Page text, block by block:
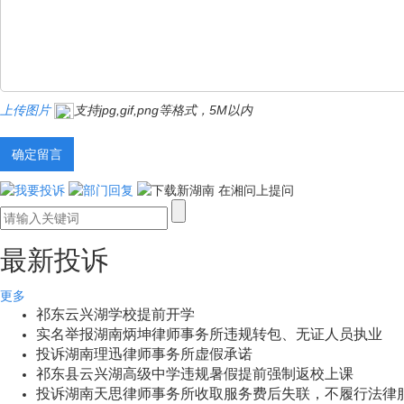
上传图片 支持jpg,gif,png等格式，5M以内
最新投诉
更多
祁东云兴湖学校提前开学
实名举报湖南炳坤律师事务所违规转包、无证人员执业
投诉湖南理迅律师事务所虚假承诺
祁东县云兴湖高级中学违规暑假提前强制返校上课
投诉湖南天思律师事务所收取服务费后失联，不履行法律